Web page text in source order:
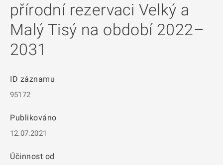
přírodní rezervaci Velký a
Malý Tisý na období 2022–
2031
ID záznamu
95172
Publikováno
12.07.2021
Účinnost od